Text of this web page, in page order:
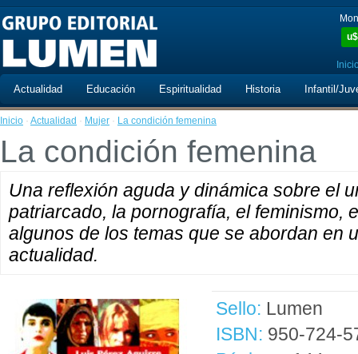
u$
Actualidad Educación Espiritualidad Historia Infantil/
Inicio · Actualidad · Mujer · La condición femenina
La condición femenina
Una reflexión aguda y dinámica sobre el
patriarcado, la pornografía, el feminismo,
algunos de los temas que se abordan en
actualidad.
Sello: Lumen
ISBN: 950-724-